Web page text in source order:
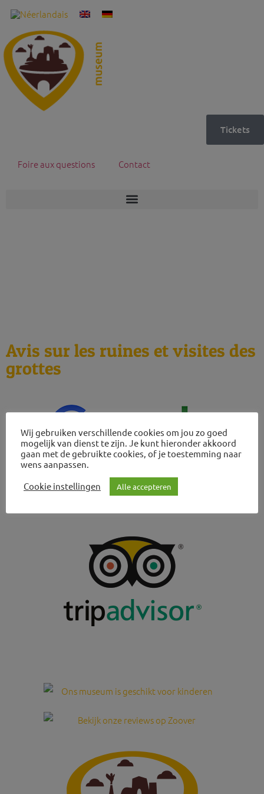
Tickets
Foire aux questions Contact
Avis sur les ruines et visites des
grottes
Wij gebruiken verschillende cookies om jou zo goed
mogelijk van dienst te zijn. Je kunt hieronder akkoord
gaan met de gebruikte cookies, of je toestemming naar
wens aanpassen.
Cookie instellingen
Alle accepteren